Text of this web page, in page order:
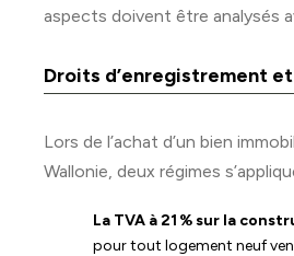
aspects doivent être analysés
Droits d’enregistrement
Lors de l’achat d’un bien
Wallonie, deux régimes
La TVA à 21 % sur la
pour tout logement neuf